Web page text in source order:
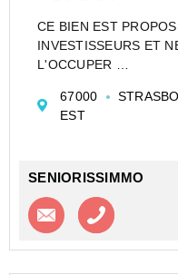
CE BIEN EST
INVESTISSEURS ET
L'OCCUPER
ETUDIANTE DE TYPE
STUDÉA WINSTON 2 -
67000
EST
SENIORISSIMMO
Contacter